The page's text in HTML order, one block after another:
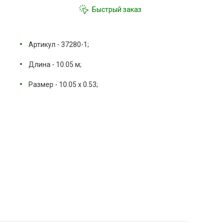
Быстрый заказ
Артикул - 37280-1;
Длина - 10.05 м;
Размер - 10.05 х 0.53;